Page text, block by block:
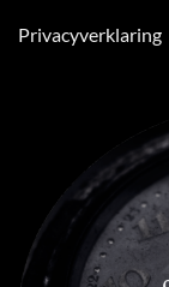
Privacyverklaring